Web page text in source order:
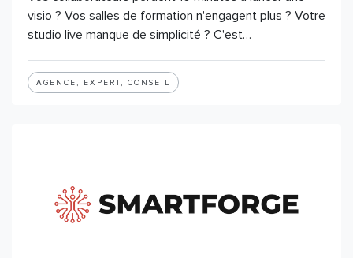
visio ? Vos salles de formation n'engagent plus ? Votre
studio live manque de simplicité ? C'est…
AGENCE, EXPERT, CONSEIL